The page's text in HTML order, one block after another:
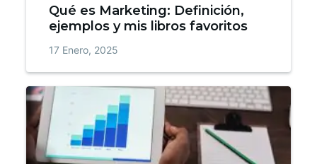
Qué es Marketing: Definición,
ejemplos y mis libros favoritos
17 Enero, 2025